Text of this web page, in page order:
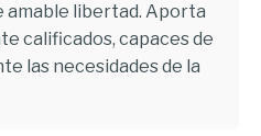
amable libertad. Aporta
calificados, capaces de
las necesidades de la